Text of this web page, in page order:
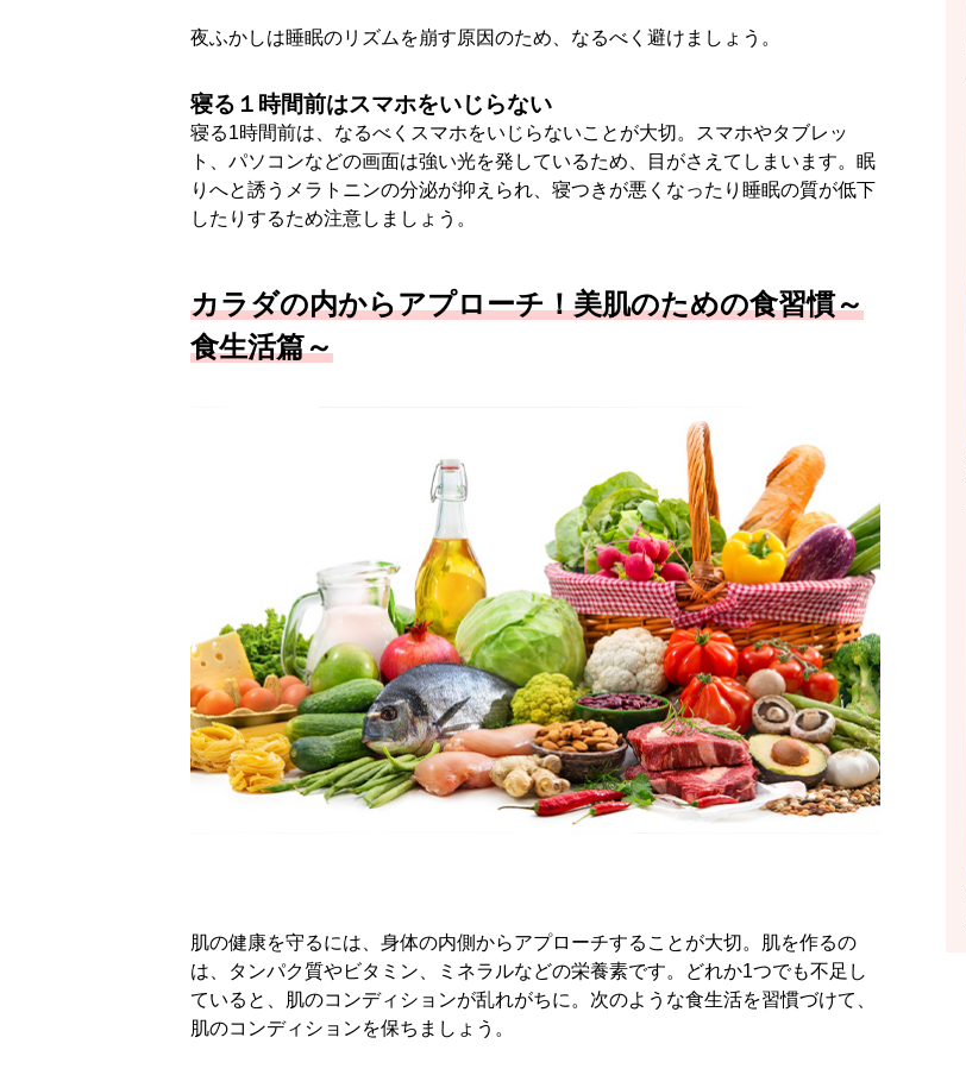
夜ふかしは睡眠のリズムを崩す原因のため、なるべく避けましょう。
寝る１時間前はスマホをいじらない
寝る1時間前は、なるべくスマホをいじらないことが大切。スマホやタブレッ
ト、パソコンなどの画面は強い光を発しているため、目がさえてしまいます。眠
りへと誘うメラトニンの分泌が抑えられ、寝つきが悪くなったり睡眠の質が低下
したりするため注意しましょう。
カラダの内からアプローチ！美肌のための食習慣～
食生活篇～
肌の健康を守るには、身体の内側からアプローチすることが大切。肌を作るの
は、タンパク質やビタミン、ミネラルなどの栄養素です。どれか1つでも不足し
ていると、肌のコンディションが乱れがちに。次のような食生活を習慣づけて、
肌のコンディションを保ちましょう。